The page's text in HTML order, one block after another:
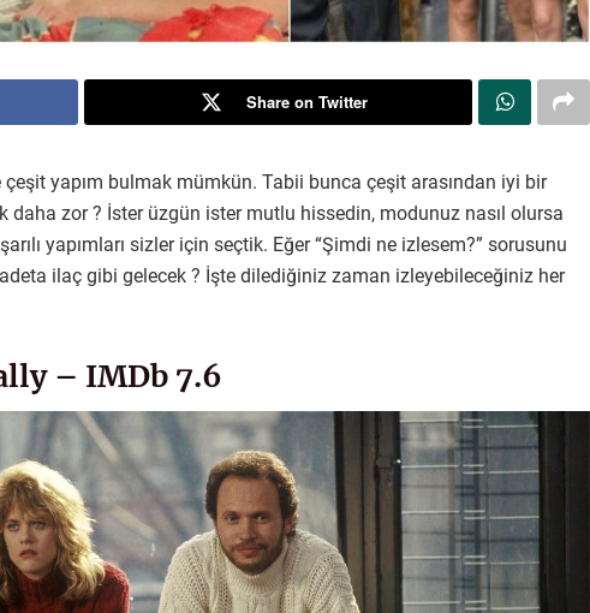
Share on Twitter
yapım bulmak mümkün. Tabii bunca çeşit arasından iyi bir
daha zor ? İster üzgün ister mutlu hissedin, modunuz nasıl olursa
yapımları sizler için seçtik. Eğer “Şimdi ne izlesem?” sorusunu
adeta ilaç gibi gelecek ? İşte dilediğiniz zaman izleyebileceğiniz her
– IMDb 7.6